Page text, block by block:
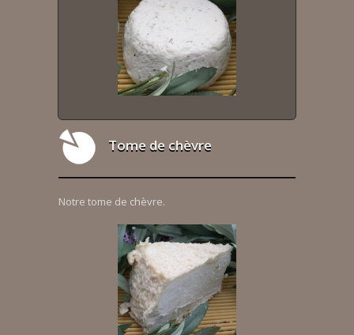
Tome de chèvre
Notre tome de chèvre.